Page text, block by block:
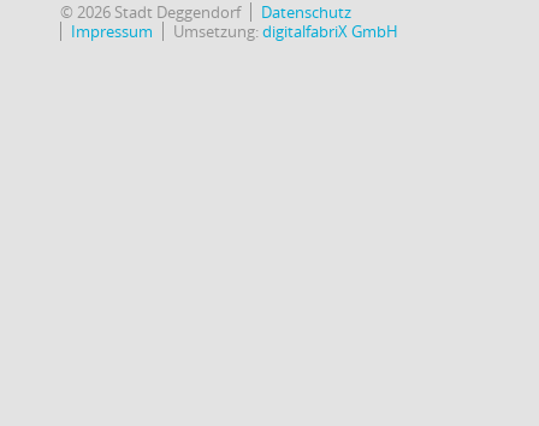
© 2026 Stadt Deggendorf
Datenschutz
Impressum
Umsetzung:digitalfabriX GmbH